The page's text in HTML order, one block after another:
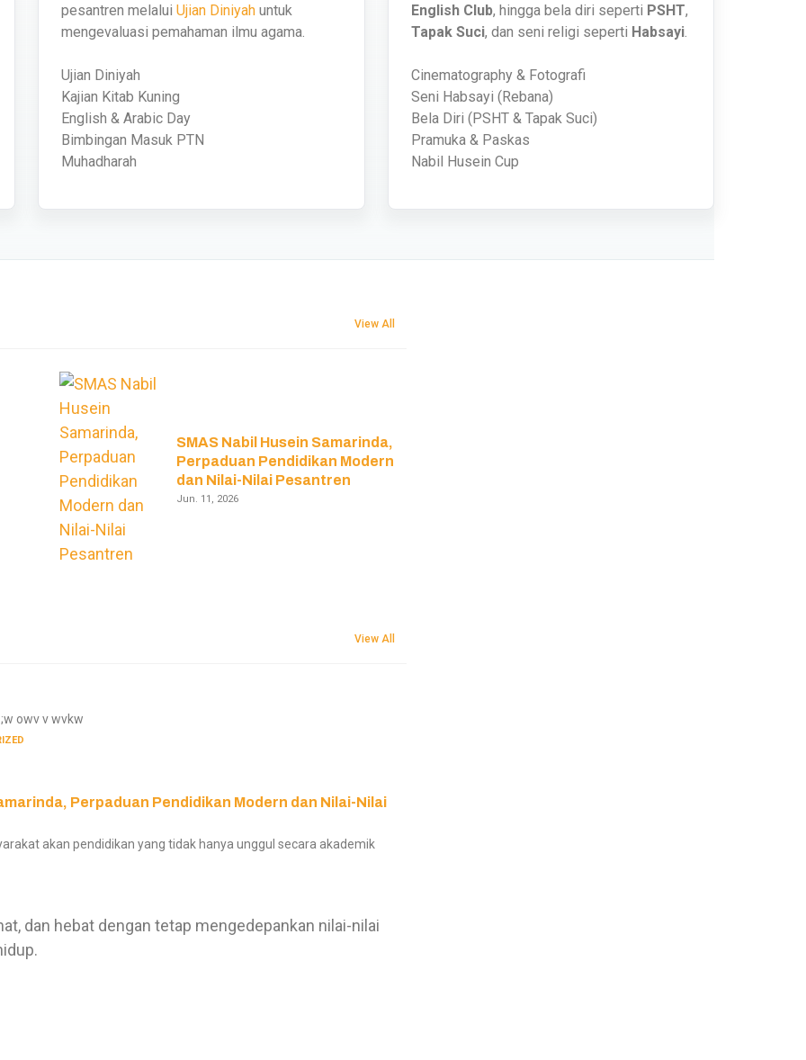
pesantren melaluiUjian Diniyah untuk
mengevaluasi pemahaman ilmu agama.
Ujian Diniyah
Kajian Kitab Kuning
English & Arabic Day
Bimbingan Masuk PTN
Muhadharah
English Club, hingga bela diri seperti PSHT,
Tapak Suci, dan seni religi seperti Habsayi.
Cinematography & Fotografi
Seni Habsayi (Rebana)
Bela Diri (PSHT & Tapak Suci)
Pramuka & Paskas
Nabil Husein Cup
View All
SMAS Nabil Husein Samarinda,
Perpaduan Pendidikan Modern
dan Nilai-Nilai Pesantren
Jun. 11, 2026
View All
owv v wvkw
Perpaduan Pendidikan Modern dan Nilai-Nilai
akan pendidikan yang tidak hanya unggul secara akademik
dan hebat dengan tetap mengedepankan nilai-nilai